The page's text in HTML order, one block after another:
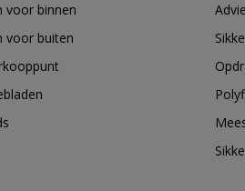
voor binnen
voor buiten